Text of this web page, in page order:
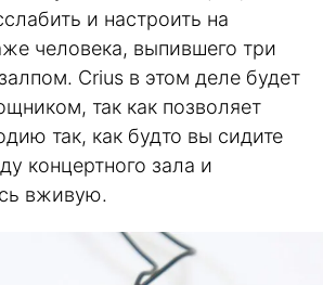
и настроить на
человека, выпившего три
Crius в этом деле будет
так как позволяет
так, как будто вы сидите
концертного зала и
вживую.